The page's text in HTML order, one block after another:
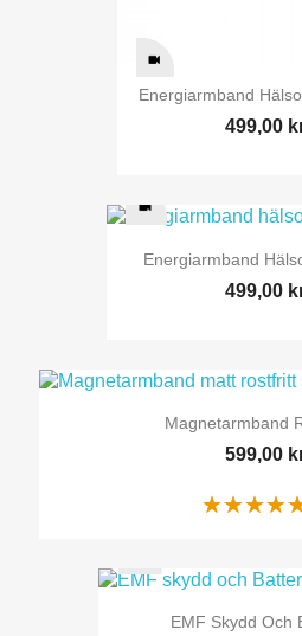
Energiarmband
499,00
Energiarmband
499,00
Magnetarmband
599,00
EMF Skydd Och